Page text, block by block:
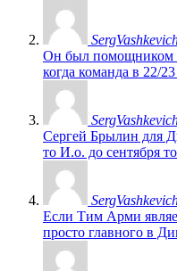
Он был помощником
когда команда в 22/
Сергей Брылин для
то И.о. до сентября
Если Тим Арми
просто главного в